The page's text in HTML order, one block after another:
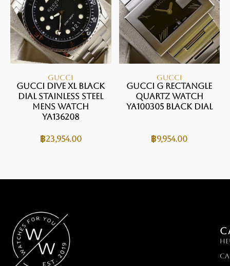
GUCCI
Gucci Dive XL Black
Dial Stainless Steel
Mens Watch
YA136208
฿23,954.00
GUCCI
Gucci G Rectangle
Quartz Watch
YA100305 Black Dial
฿9,954.00